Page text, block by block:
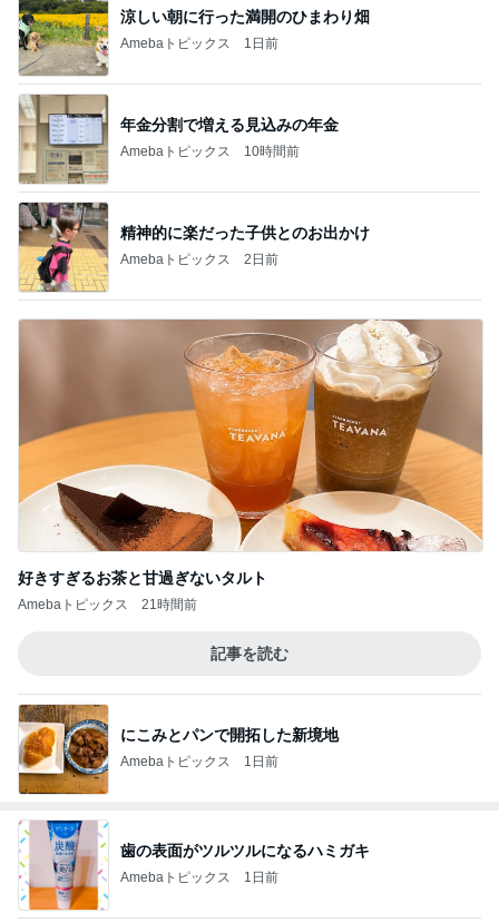
涼しい朝に行った満開のひまわり畑
Amebaトピックス 1日前
年金分割で増える見込みの年金
Amebaトピックス 10時間前
精神的に楽だった子供とのお出かけ
Amebaトピックス 2日前
好きすぎるお茶と甘過ぎないタルト
Amebaトピックス 21時間前
記事を読む
にこみとパンで開拓した新境地
Amebaトピックス 1日前
歯の表面がツルツルになるハミガキ
Amebaトピックス 1日前